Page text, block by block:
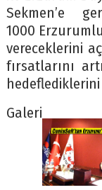
Sekmen’e
1000
vereceklerini
fırsatlarını
Galeri